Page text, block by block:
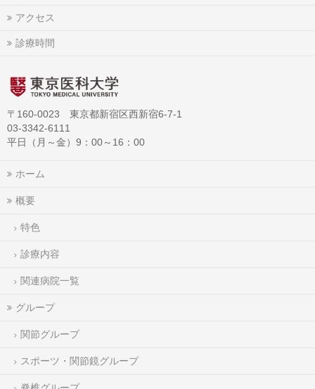
アクセス
診療時間
〒160-0023 東京都新宿区西新宿6-7-1
03-3342-6111
平日（月～金）9：00～16：00
ホーム
概要
特色
診療内容
関連病院一覧
グループ
関節グループ
スポーツ・関節鏡グループ